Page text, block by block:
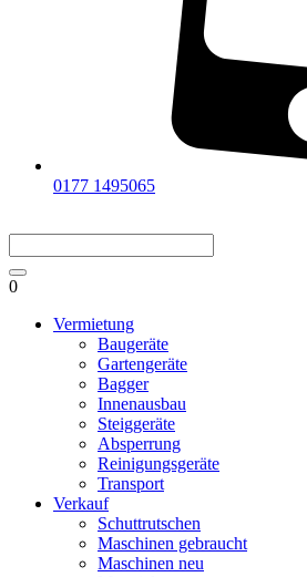
0177 1495065
0
Vermietung
Baugeräte
Gartengeräte
Bagger
Innenausbau
Steiggeräte
Absperrung
Reinigungsgeräte
Transport
Verkauf
Schuttrutschen
Maschinen gebraucht
Maschinen neu